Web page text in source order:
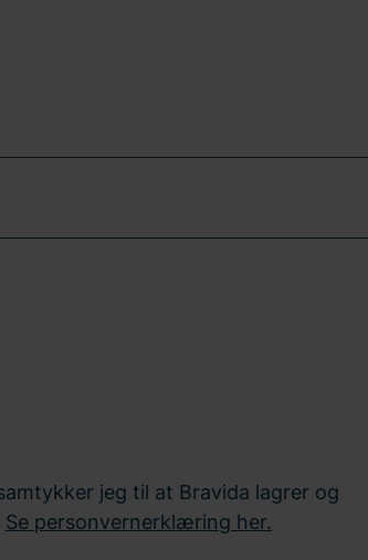
jeg til at Bravida lagrer og
Se personvernerklæring her.